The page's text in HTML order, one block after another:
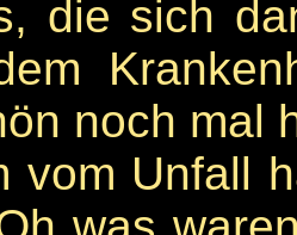
die sich
noch mal
vom Unfall